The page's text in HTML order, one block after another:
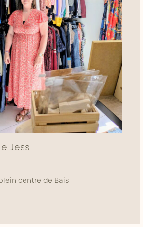
Jess
centre de Bais